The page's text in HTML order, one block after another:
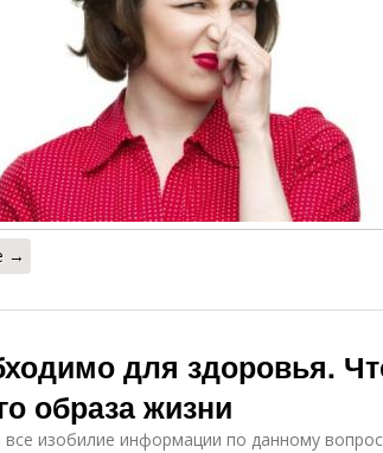
→
для здоровья.
образа жизни
изобилие информации по данному